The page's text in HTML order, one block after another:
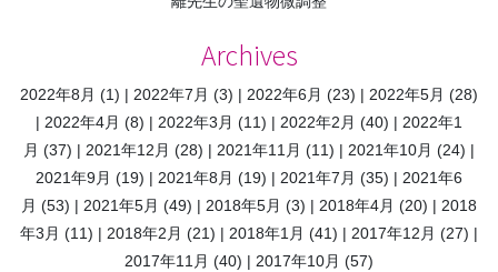
ン
Archives
2022年8月 (1) 2022年7月 (3) 2022年6月 (23) 2022年5月 (28)
2022年4月 (8) 2022年3月 (11) 2022年2月 (40)
2022年1
月 (37) 2021年12月 (28) 2021年11月 (11) 2021年10月 (24)
2021年9月 (19) 2021年8月 (19) 2021年7月 (35)
2021年6
月 (53) 2021年5月 (49) 2018年5月 (3) 2018年4月 (20)
2018
年3月 (11) 2018年2月 (21) 2018年1月 (41) 2017年12月 (27)
2017年11月 (40) 2017年10月 (57)